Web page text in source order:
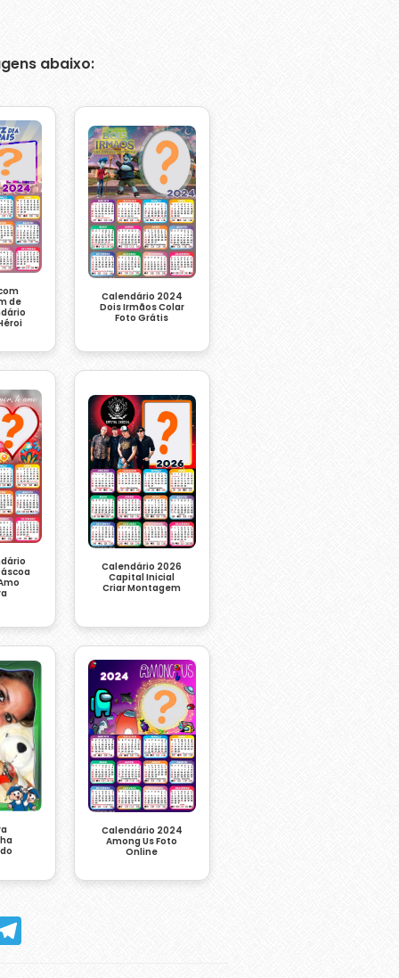
abaixo:
de
Calendário 2024
Dois Irmãos Colar
Foto Grátis
Calendário 2026
Capital Inicial
Criar Montagem
Calendário 2024
Among Us Foto
Online
Telegram